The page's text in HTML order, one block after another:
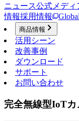
ニュース公式メディ
情報採用情報 Global
商品情報
活用シーン
改善事例
ダウンロード
サポート
お問い合わせ
完全無線型IoT